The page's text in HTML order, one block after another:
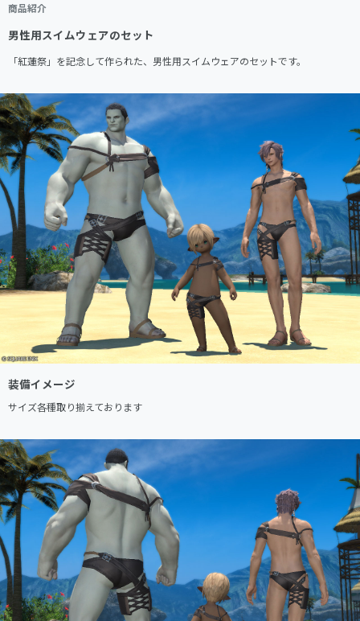
商品紹介
男性用スイムウェアのセット
「紅蓮祭」を記念して作られた、男性用スイムウェアのセットです。
装備イメージ
サイズ各種取り揃えております